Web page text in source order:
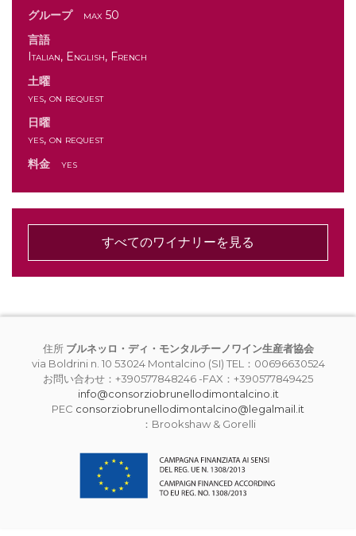
グループ
max 50
言語
Italian, English, French
土曜
yes, on request
日曜
yes, on request
料金
yes
すべてのワイナリーを見る
住所 ブルネッロ・ディ・モンタルチーノワイン生産者協会
via Boldrini n. 10 53024 Montalcino (SI) TEL：00696630524
お問い合わせ：+390577848246 -FAX：+390577849425
info@consorziobrunellodimontalcino.it
PEC consorziobrunellodimontalcino@legalmail.it
：Brookshaw & Gorelli